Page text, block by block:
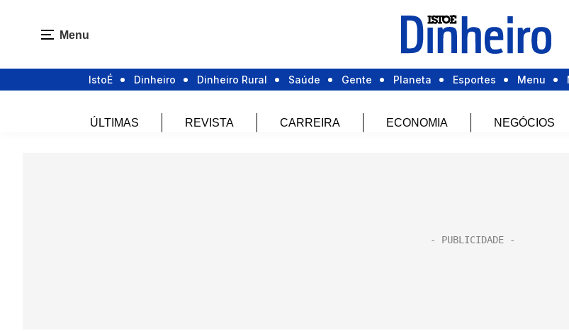
Menu
IstoÉ Dinheiro Dinheiro Rural Saúde Gente Planeta Esportes Menu
ÚLTIMAS REVISTA CARREIRA ECONOMIA NEGÓCIOS